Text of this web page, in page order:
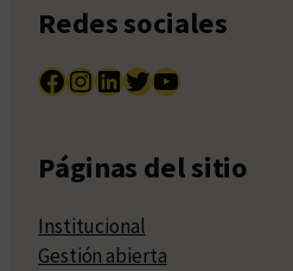
Redes sociales
Facebook InstagramLinkedIn Twitter YouTube
Páginas del sitio
Institucional
Gestión abierta